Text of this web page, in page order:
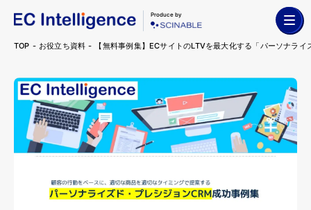
Produce by
TOP お役立ち資料 【無料事例集】ECサイトのLTVを最大化する「パーソナラ